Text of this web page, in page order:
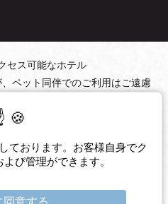
セス可能なホテル
ペット同伴でのご利用はご遠慮
創造
WEBCOM
的事項
ております。お客様自身でク
び管理ができます。
意する